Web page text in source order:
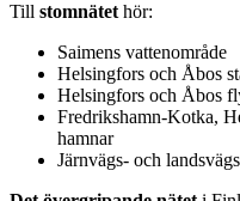
Till stomnätethör:
Saimens vattenområde
Helsingfors och Åbos
Helsingfors och Åbos
Fredrikshamn-Kotka,
hamnar
Järnvägs- och